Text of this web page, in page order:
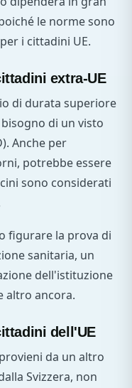
le norme sono
i cittadini UE.
extra-UE
di durata superiore
di un visto
Anche per
potrebbe essere
sono considerati
figurare la prova di
sanitaria, un
dell'istituzione
altro ancora.
dell'UE
da un altro
Svizzera, non